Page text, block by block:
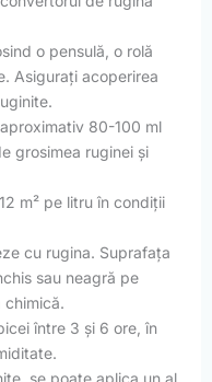
o pensulă, o rolă
Asigurați acoperirea
80-100 ml
grosimea ruginei și
m² pe litru în condiții
cu rugina. Suprafața
sau neagră pe
chimică.
între 3 și 6 ore, în
se poate aplica un al